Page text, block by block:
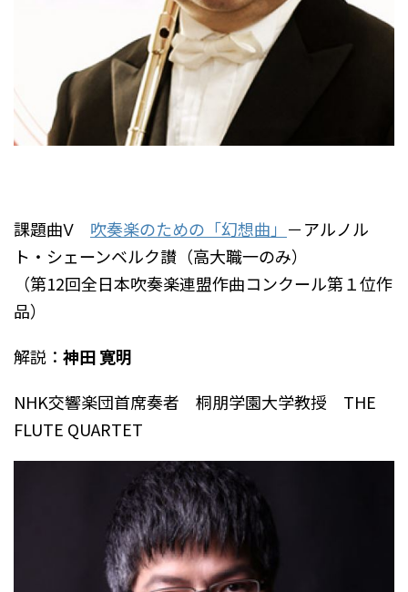
課題曲Ⅴ 吹奏楽のための「幻想曲」 －アルノル
ト・シェーンベルク讃（高大職一のみ）
（第12回全日本吹奏楽連盟作曲コンクール第１位作
品）
解説： 神田 寛明
NHK交響楽団首席奏者 桐朋学園大学教授 THE
FLUTE QUARTET